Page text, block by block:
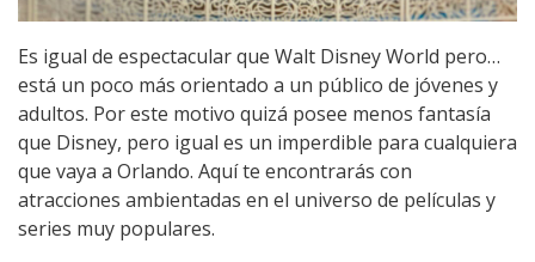
Es igual de espectacular que Walt Disney World pero…
está un poco más orientado a un público de jóvenes y
adultos. Por este motivo quizá posee menos fantasía
que Disney, pero igual es un imperdible para cualquiera
que vaya a Orlando. Aquí te encontrarás con
atracciones ambientadas en el universo de películas y
series muy populares.